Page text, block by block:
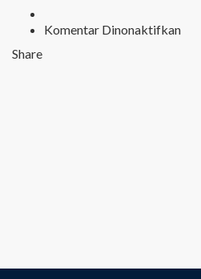
Komentar Dinonaktifkanpada
Share